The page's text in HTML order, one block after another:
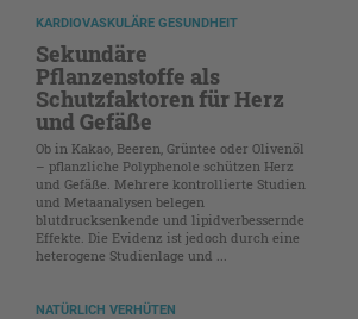
KARDIOVASKULÄRE GESUNDHEIT
Sekundäre
Pflanzenstoffe als
Schutzfaktoren für Herz
und Gefäße
Ob in Kakao, Beeren, Grüntee oder Olivenöl
– pflanzliche Polyphenole schützen Herz
und Gefäße. Mehrere kontrollierte Studien
und Metaanalysen belegen
blutdrucksenkende und lipidverbessernde
Effekte. Die Evidenz ist jedoch durch eine
heterogene Studienlage und ...
NATÜRLICH VERHÜTEN